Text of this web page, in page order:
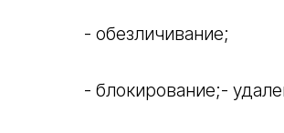
- обезличивание;
- блокирование;-